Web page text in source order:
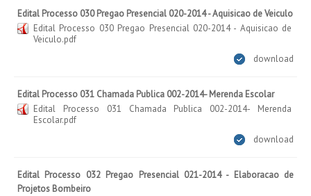
Edital Processo 030 Pregao Presencial 020-2014 - Aquisicao de Veiculo
Edital Processo 030 Pregao Presencial 020-2014 - Aquisicao de
Veiculo.pdf
download
Edital Processo 031 Chamada Publica 002-2014- Merenda Escolar
Edital Processo 031 Chamada Publica 002-2014- Merenda
Escolar.pdf
download
Edital Processo 032 Pregao Presencial 021-2014 - Elaboracao de
Projetos Bombeiro